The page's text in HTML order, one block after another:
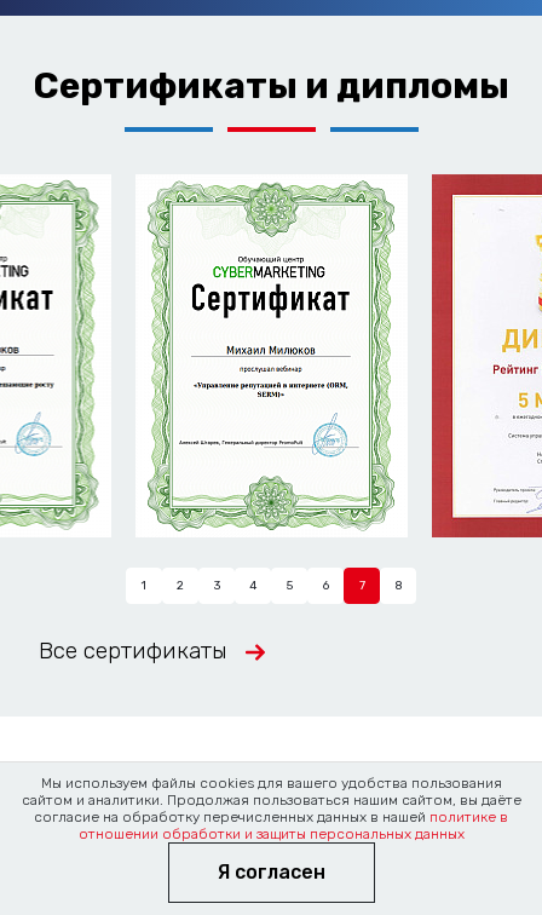
Сертификаты и дипломы
1 2 3 4 5 6 7 8
Все сертификаты
Новости и статьи
Мы используем файлы cookies для вашего удобства пользования
сайтом и аналитики. Продолжая пользоваться нашим сайтом, вы даёте
согласие на обработку перечисленных данных в нашей политике в
отношении обработки и защиты персональных данных
Я согласен